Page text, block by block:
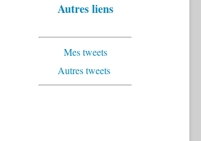
Autres liens
Mes tweets
Autres tweets